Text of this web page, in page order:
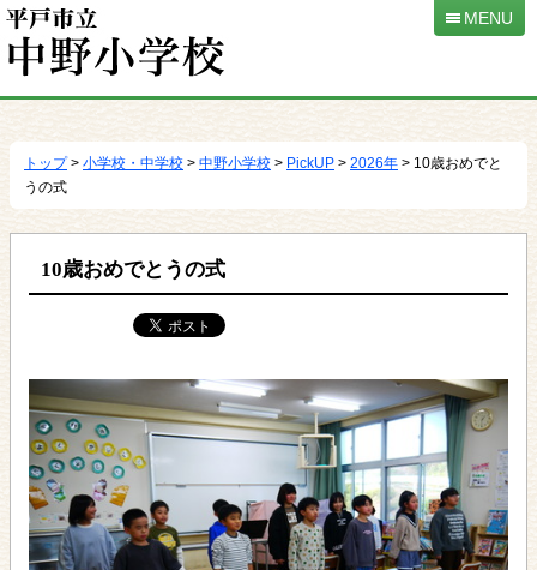
動
MENU
トップ> 小学校・中学校 > 中野小学校 > PickUP > 2026年 > 10歳おめでと
うの式
10歳おめでとうの式